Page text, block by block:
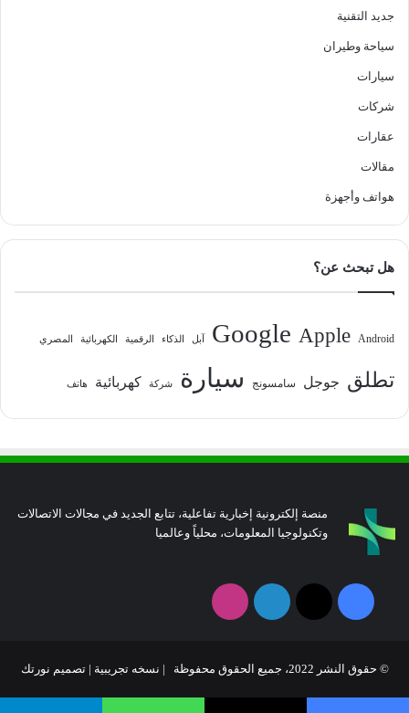
جديد التقنية
سياحة وطيران
سيارات
شركات
عقارات
مقالات
هواتف وأجهزة
هل تبحث عن؟
Android
Apple
Google آبل الذكاء الرقمية الكهربائية المصري
تطلق جوجل سامسونج سيارة شركة كهربائية هاتف
منصة إلكترونية إخبارية تفاعلية، تتابع الجديد في مجالات الاتصالات
وتكنولوجيا المعلومات، محلياً وعالميا
فيسبوك
‫X لينكدإن انستقرام
© حقوق النشر 2022، جميع الحقوق محفوظة | نسخه تجريبية | تصميم نورتك